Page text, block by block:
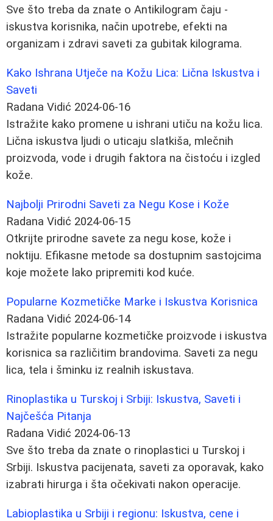
Sve što treba da znate o Antikilogram čaju -
iskustva korisnika, način upotrebe, efekti na
organizam i zdravi saveti za gubitak kilograma.
Kako Ishrana Utječe na Kožu Lica: Lična Iskustva i
Saveti
Radana Vidić 2024-06-16
Istražite kako promene u ishrani utiču na kožu lica.
Lična iskustva ljudi o uticaju slatkiša, mlečnih
proizvoda, vode i drugih faktora na čistoću i izgled
kože.
Najbolji Prirodni Saveti za Negu Kose i Kože
Radana Vidić 2024-06-15
Otkrijte prirodne savete za negu kose, kože i
noktiju. Efikasne metode sa dostupnim sastojcima
koje možete lako pripremiti kod kuće.
Popularne Kozmetičke Marke i Iskustva Korisnica
Radana Vidić 2024-06-14
Istražite popularne kozmetičke proizvode i iskustva
korisnica sa različitim brandovima. Saveti za negu
lica, tela i šminku iz realnih iskustava.
Rinoplastika u Turskoj i Srbiji: Iskustva, Saveti i
Najčešća Pitanja
Radana Vidić 2024-06-13
Sve što treba da znate o rinoplastici u Turskoj i
Srbiji. Iskustva pacijenata, saveti za oporavak, kako
izabrati hirurga i šta očekivati nakon operacije.
Labioplastika u Srbiji i regionu: Iskustva, cene i